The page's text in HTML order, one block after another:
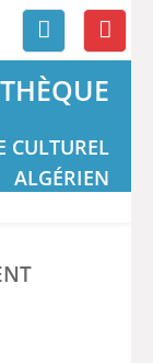
CULTUREL
ALGÉRIEN